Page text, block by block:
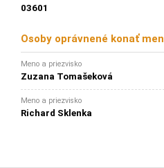
03601
Osoby oprávnené konať
Meno a priezvisko
Zuzana Tomašeková
Meno a priezvisko
Richard Sklenka